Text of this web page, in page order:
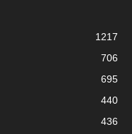
1217
706
695
440
436